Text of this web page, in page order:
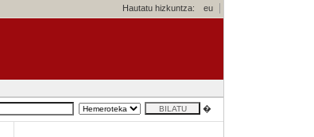
Hautatu hizkuntza:
eu
�